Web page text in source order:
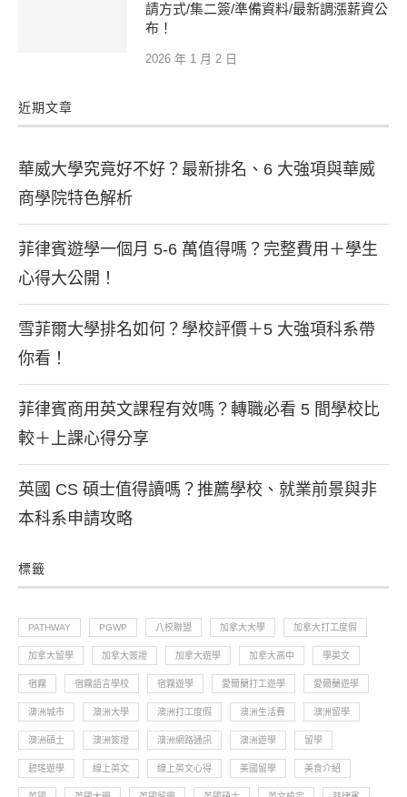
請方式/集二簽/準備資料/最新調漲薪資公
布！
2026 年 1 月 2 日
近期文章
華威大學究竟好不好？最新排名、6 大強項與華威
商學院特色解析
菲律賓遊學一個月 5-6 萬值得嗎？完整費用＋學生
心得大公開！
雪菲爾大學排名如何？學校評價＋5 大強項科系帶
你看！
菲律賓商用英文課程有效嗎？轉職必看 5 間學校比
較＋上課心得分享
英國 CS 碩士值得讀嗎？推薦學校、就業前景與非
本科系申請攻略
標籤
PATHWAY PGWP 八校聯盟 加拿大大學 加拿大打工度假
加拿大留學 加拿大簽證 加拿大遊學 加拿大高中 學英文
宿霧 宿霧語言學校 宿霧遊學 愛爾蘭打工遊學 愛爾蘭遊學
澳洲城市 澳洲大學 澳洲打工度假 澳洲生活費 澳洲留學
澳洲碩士 澳洲簽證 澳洲網路通訊 澳洲遊學 留學
碧瑤遊學 線上英文 線上英文心得 美國留學 美食介紹